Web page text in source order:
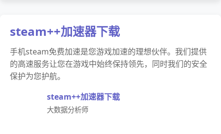
steam++加速器下载
手机steam免费加速是您游戏加速的理想伙伴。我们提供
的高速服务让您在游戏中始终保持领先，同时我们的安全
保护为您护航。
steam++加速器下载
大数据分析师